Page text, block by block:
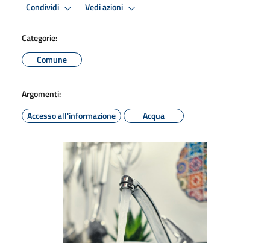
Condividi Vedi azioni
Categorie:
Comune
Argomenti:
Accesso all'informazione
Acqua